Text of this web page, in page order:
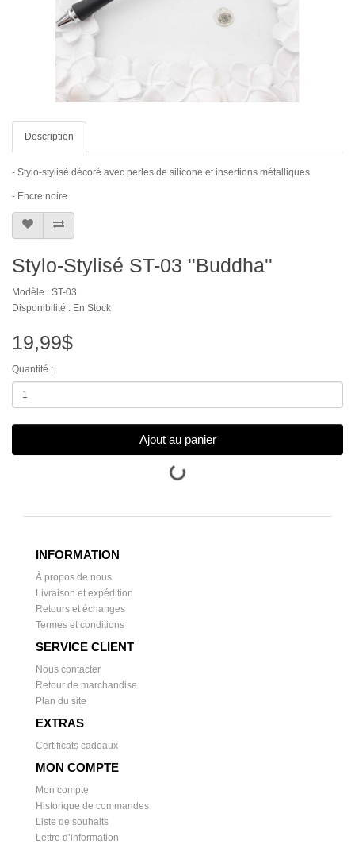
Description
- Stylo-stylisé décoré avec perles de silicone et insertions métalliques
- Encre noire
Stylo-Stylisé ST-03 ''Buddha''
Modèle : ST-03
Disponibilité : En Stock
19,99$
Quantité :
Ajout au panier
INFORMATION
À propos de nous
Livraison et expédition
Retours et échanges
Termes et conditions
SERVICE CLIENT
Nous contacter
Retour de marchandise
Plan du site
EXTRAS
Certificats cadeaux
MON COMPTE
Mon compte
Historique de commandes
Liste de souhaits
Lettre d’information